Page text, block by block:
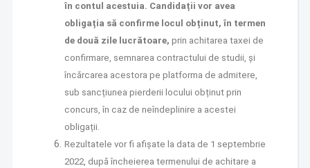
în contul acestuia. Candidații vor avea
obligația să confirme locul obținut, în termen
de două zile lucrătoare, prin achitarea taxei de
confirmare, semnarea contractului de studii, și
încărcarea acestora pe platforma de admitere,
sub sancțiunea pierderii locului obținut prin
concurs, în caz de neîndeplinire a acestei
obligații.
Rezultatele vor fi afișate la data de 1 septembrie
2022, după încheierea termenului de achitare a